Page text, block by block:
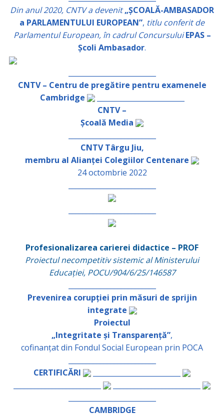
Din anul 2020, CNTV a devenit „ȘCOALĂ-AMBASADOR
a PARLAMENTULUI EUROPEAN”, titlu conferit de
Parlamentul European, în cadrul Concursului EPAS –
Școli Ambasador.
CNTV – Centru de pregătire pentru examenele
Cambridge
_________________________
CNTV –
Școală Media
CNTV Târgu Jiu,
membru al Alianței Colegiilor Centenare
24 octombrie 2022
Profesionalizarea carierei didactice – PROF
Proiectul necompetitiv sistemic al Ministerului
Educației, POCU/904/6/25/146587
Prevenirea corupției prin măsuri de sprijin
integrate
Proiectul
„Integritate și Transparență”,
cofinanțat din Fondul Social European prin POCA
CERTIFICĂRI
CAMBRIDGE